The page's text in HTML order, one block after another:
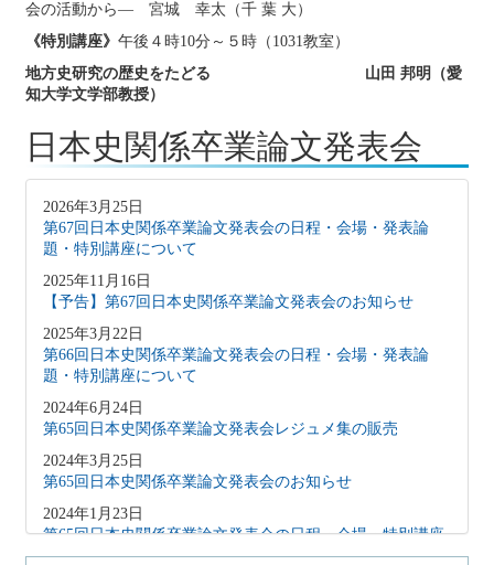
会の活動から— 宮城 幸太（千 葉 大）
《特別講座》 午後４時10分～５時（1031教室）
地方史研究の歴史をたどる 山田 邦明（愛
知大学文学部教授）
日本史関係卒業論文発表会
2026年3月25日
第67回日本史関係卒業論文発表会の日程・会場・発表論
題・特別講座について
2025年11月16日
【予告】第67回日本史関係卒業論文発表会のお知らせ
2025年3月22日
第66回日本史関係卒業論文発表会の日程・会場・発表論
題・特別講座について
2024年6月24日
第65回日本史関係卒業論文発表会レジュメ集の販売
2024年3月25日
第65回日本史関係卒業論文発表会のお知らせ
2024年1月23日
第65回日本史関係卒業論文発表会の日程・会場・特別講座
について